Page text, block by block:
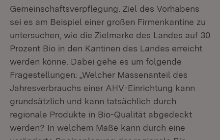
Gemeinschaftsverpflegung. Ziel des Vorhabens
sei es am Beispiel einer großen Firmenkantine zu
untersuchen, wie die Zielmarke des Landes auf 30
Prozent Bio in den Kantinen des Landes erreicht
werden könne. Dabei gehe es um folgende
Fragestellungen: „Welcher Massenanteil des
Jahresverbrauchs einer AHV-Einrichtung kann
grundsätzlich und kann tatsächlich durch
regionale Produkte in Bio-Qualität abgedeckt
werden? In welchem Maße kann durch eine